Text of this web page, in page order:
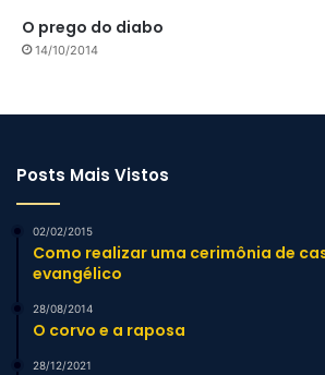
O prego do diabo
14/10/2014
Posts Mais Vistos
02/02/2015
Como realizar uma cerimônia de
evangélico
28/08/2014
O corvo e a raposa
28/12/2021